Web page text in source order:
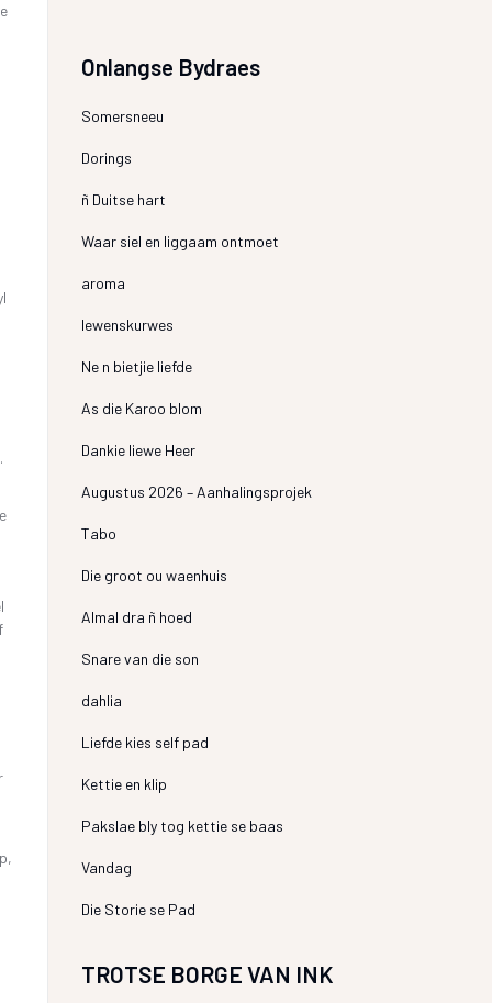
Onlangse Bydraes
Somersneeu
Dorings
ñ Duitse hart
Waar siel en liggaam ontmoet
aroma
lewenskurwes
Ne n bietjie liefde
As die Karoo blom
Dankie liewe Heer
Augustus 2026 – Aanhalingsprojek
Tabo
Die groot ou waenhuis
Almal dra ñ hoed
Snare van die son
dahlia
Liefde kies self pad
Kettie en klip
Pakslae bly tog kettie se baas
Vandag
Die Storie se Pad
TROTSE BORGE VAN INK